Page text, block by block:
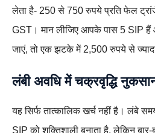
लेता है- 250 से 750 रुपये प्रति फेल
GST। मान लीजिए आपके पास 5 SIP हैं
जाएं, तो एक झटके में 2,500 रुपये से
लंबी अवधि में चक्रवृद्धि
यह सिर्फ तात्कालिक खर्च नहीं है। लंबे
SIP को शक्तिशाली बनाता है, लेकिन